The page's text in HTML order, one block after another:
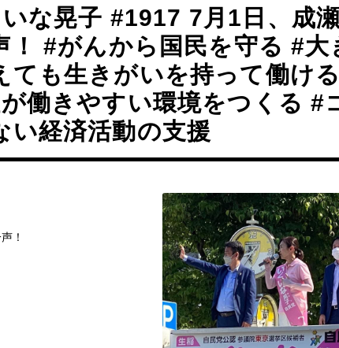
な晃子 #1917 7月1日、成
！ #がんから国民を守る #大
ても生きがいを持って働け
働きやすい環境をつくる #
い経済活動の支援
！